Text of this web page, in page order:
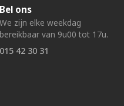
Bel ons
We zijn elke weekdag
bereikbaar van 9u00 tot 17u.
015 42 30 31